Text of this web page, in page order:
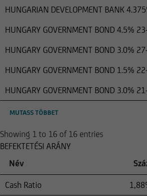
HUNGARIAN DEVELOPMENT BANK
HUNGARY GOVERNMENT BOND 4.5%
HUNGARY GOVERNMENT BOND 3.0%
HUNGARY GOVERNMENT BOND 1.5%
HUNGARY GOVERNMENT BOND 3.0%
MUTASS TÖBBET
Showing 1 to 16 of 16 entries
BEFEKTETÉSI ARÁNY
Név
Cash Ratio